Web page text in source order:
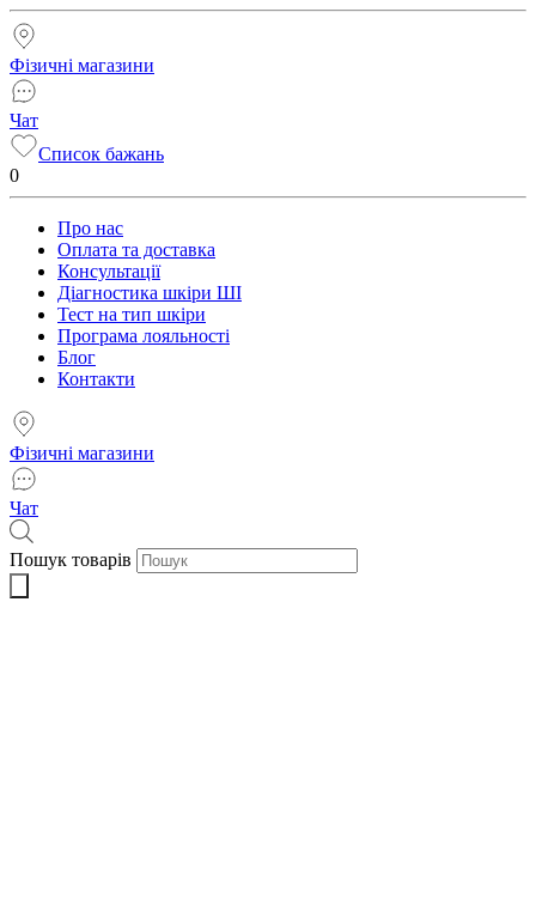
Фізичні магазини
Чат
Список бажань
0
Про нас
Оплата та доставка
Консультації
Діагностика шкіри ШІ
Тест на тип шкіри
Програма лояльності
Блог
Контакти
Фізичні магазини
Чат
Пошук товарів